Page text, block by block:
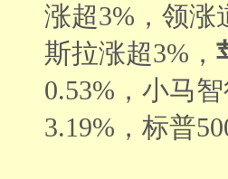
涨超3%，领涨
斯拉涨超3%，
0.53%，小马
3.19%，标普